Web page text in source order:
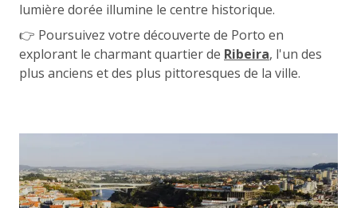
lumière dorée illumine le centre historique.
👉 Poursuivez votre découverte de Porto en
explorant le charmant quartier de Ribeira, l'un des
plus anciens et des plus pittoresques de la ville.